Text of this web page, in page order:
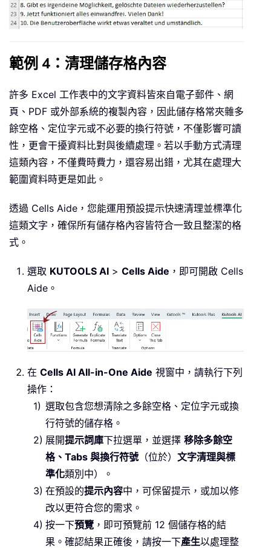
範例 4：清理儲存格內容
許多 Excel 工作表中的文字資料皆來自電子郵件、網
頁、PDF 或外部系統的複製內容，因此儲存格常夾雜多
餘空格、定位字元或不必要的換行符號，不僅影響可讀
性，更會干擾資料比對與後續處理。若以手動方式清理
這類內容，不僅費時費力，還容易出錯，尤其在處理大
範圍資料時更是如此。
透過 Cells Aide，您能運用預設提示快速清理並標準化
這類文字，確保所有儲存格內容皆符合一致且整潔的格
式。
選取 KUTOOLS AI > Cells Aide ，即可開啟 Cells
Aide。
在 Cells AI All-in-One Aide 視窗中，請執行下列
操作：
選取包含您想清除之多餘空格、定位字元或換
行符號的儲存格。
展開提示詞庫下拉選單，並選擇 移除多餘空
格、Tabs 與換行符號（位於） 文字清理與標
準化類別中）。
在預設的提示內容中，可保留提示，或加以修
改以更符合您的需求。
按一下預覽 ，即可預覽前 12 個儲存格的結
果。確認結果正確後，請按一下產生以處理整